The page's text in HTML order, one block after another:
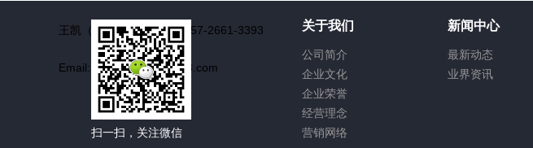
王凯（区域经理电话）：157-2661-3393
Email:15726613393@163.com
关于我们
公司简介
企业文化
企业荣誉
经营理念
营销网络
新闻中心
最新动态
业界资讯
扫一扫，关注微信